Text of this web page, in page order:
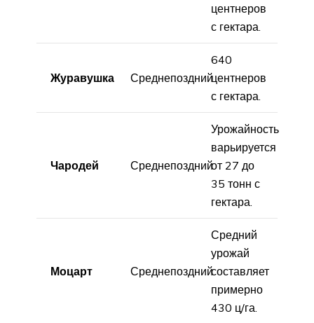
центнеров
с гектара.
Журавушка Среднепоздний
640
центнеров
с гектара.
Чародей Среднепоздний
Урожайность
варьируется
от 27 до
35 тонн с
гектара.
Моцарт Среднепоздний
Средний
урожай
составляет
примерно
430 ц/га.